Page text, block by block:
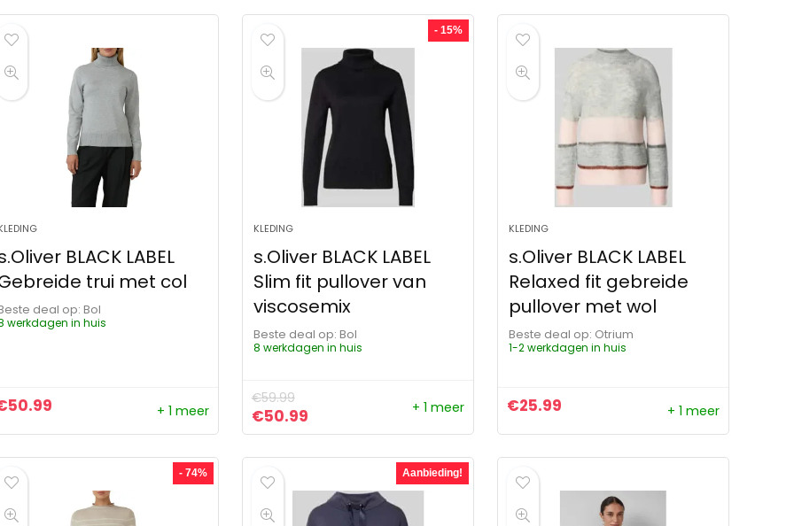
BLACK LABEL
trui met col
deal op:
Bol
werkdagen in huis
50.99 + 1 meer
- 15%
KLEDING
s.Oliver BLACK LABEL
Slim fit pullover van
viscosemix
Beste deal op:
Bol
8 werkdagen in huis
€59.99
Oorspronkelijke prijs was: €59.99.
€50.99Huidige prijs is: €50.99.
+ 1 meer
KLEDING
s.Oliver BLACK LABEL
Relaxed fit gebreide
pullover met wol
Beste deal op:
Otrium
1-2 werkdagen in huis
€25.99 + 1 meer
- 74% Aanbieding!